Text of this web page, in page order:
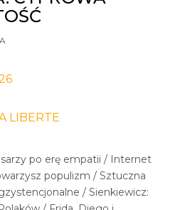
LIBERTE
po erę empatii / Internet
populizm / Sztuczna
/ Sienkiewicz: